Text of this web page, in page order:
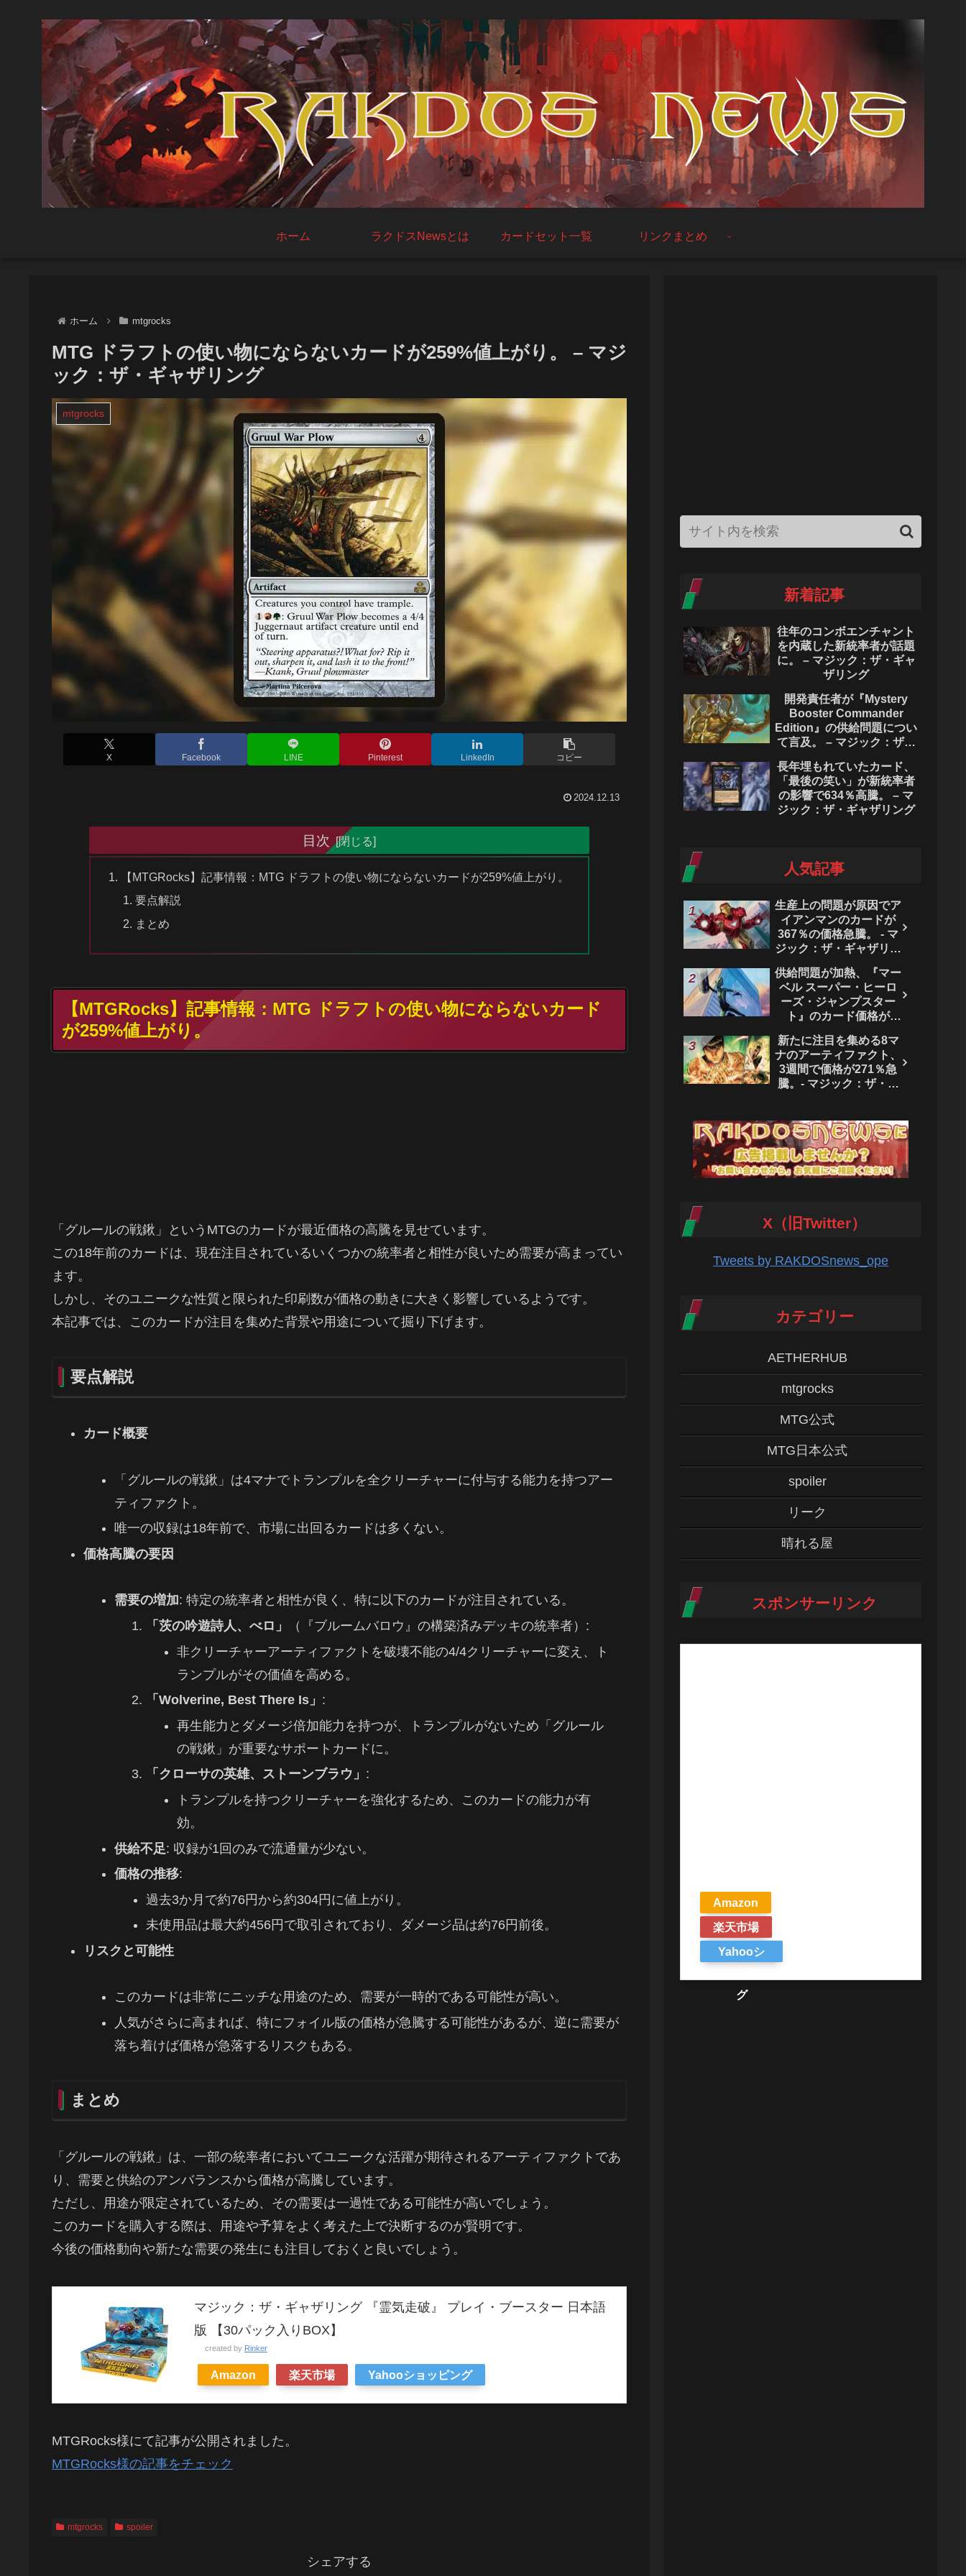
ホーム ラクドスNewsとは カードセット一覧 リンクまとめ
ホーム mtgrocks
MTG ドラフトの使い物にならないカードが259%値上がり。 – マジ
ック：ザ・ギャザリング
mtgrocks
X Facebook LINE Pinterest LinkedIn コピー
2024.12.13
目次
【MTGRocks】記事情報：MTG ドラフトの使い物にならないカードが259%値上がり。
要点解説
まとめ
【MTGRocks】記事情報：MTG ドラフトの使い物にならないカード
が259%値上がり。
「グルールの戦鍬」というMTGのカードが最近価格の高騰を見せています。
この18年前のカードは、現在注目されているいくつかの統率者と相性が良いため需要が高まってい
ます。
しかし、そのユニークな性質と限られた印刷数が価格の動きに大きく影響しているようです。
本記事では、このカードが注目を集めた背景や用途について掘り下げます。
要点解説
カード概要
「グルールの戦鍬」は4マナでトランプルを全クリーチャーに付与する能力を持つアー
ティファクト。
唯一の収録は18年前で、市場に出回るカードは多くない。
価格高騰の要因
需要の増加: 特定の統率者と相性が良く、特に以下のカードが注目されている。
「茨の吟遊詩人、べロ」
（『ブルームバロウ』の構築済みデッキの統率者）:
非クリーチャーアーティファクトを破壊不能の4/4クリーチャーに変え、ト
ランプルがその価値を高める。
「Wolverine, Best There Is」 :
再生能力とダメージ倍加能力を持つが、トランプルがないため「グルール
の戦鍬」が重要なサポートカードに。
「クローサの英雄、ストーンブラウ」 :
トランプルを持つクリーチャーを強化するため、このカードの能力が有
効。
供給不足: 収録が1回のみで流通量が少ない。
価格の推移:
過去3か月で約76円から約304円に値上がり。
未使用品は最大約456円で取引されており、ダメージ品は約76円前後。
リスクと可能性
このカードは非常にニッチな用途のため、需要が一時的である可能性が高い。
人気がさらに高まれば、特にフォイル版の価格が急騰する可能性があるが、逆に需要が
落ち着けば価格が急落するリスクもある。
まとめ
「グルールの戦鍬」は、一部の統率者においてユニークな活躍が期待されるアーティファクトであ
り、需要と供給のアンバランスから価格が高騰しています。
ただし、用途が限定されているため、その需要は一過性である可能性が高いでしょう。
このカードを購入する際は、用途や予算をよく考えた上で決断するのが賢明です。
今後の価格動向や新たな需要の発生にも注目しておくと良いでしょう。
マジック：ザ・ギャザリング 『霊気走破』 プレイ・ブースター 日本語
版 【30パック入りBOX】
created by Rinker
Amazon 楽天市場 Yahooショッピング
MTGRocks様にて記事が公開されました。
MTGRocks様の記事をチェック
mtgrocks spoiler
シェアする
新着記事
往年のコンボエンチャント
を内蔵した新統率者が話題
に。 – マジック：ザ・ギャ
ザリング
開発責任者が『Mystery
Booster Commander
Edition』の供給問題につい
て言及。 – マジック：ザ・
長年埋もれていたカード、
「最後の笑い」が新統率者
の影響で634％高騰。 – マ
ジック：ザ・ギャザリング
人気記事
生産上の問題が原因でア
イアンマンのカードが
367％の価格急騰。 - マ
ジック：ザ・ギャザリン
供給問題が加熱、『マー
ベル スーパー・ヒーロ
ーズ・ジャンプスター
ト』のカード価格が
ク：ザ・ギャザリング
新たに注目を集める8マ
ナのアーティファクト、
3週間で価格が271％急
騰。- マジック：ザ・ギ
X（旧Twitter）
Tweets by RAKDOSnews_ope
カテゴリー
AETHERHUB
mtgrocks
MTG公式
MTG日本公式
spoiler
リーク
晴れる屋
スポンサーリンク
Amazon
楽天市場
Yahooシ
グ